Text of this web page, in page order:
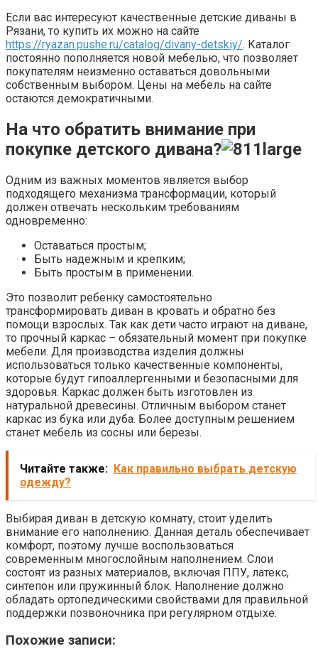
Если вас интересуют качественные детские диваны в
Рязани, то купить их можно на сайте
https://ryazan.pushe.ru/catalog/divany-detskiy/. Каталог
постоянно пополняется новой мебелью, что позволяет
покупателям неизменно оставаться довольными
собственным выбором. Цены на мебель на сайте
остаются демократичными.
На что обратить внимание при
покупке детского дивана?
Одним из важных моментов является выбор
подходящего механизма трансформации, который
должен отвечать нескольким требованиям
одновременно:
Оставаться простым;
Быть надежным и крепким;
Быть простым в применении.
Это позволит ребенку самостоятельно
трансформировать диван в кровать и обратно без
помощи взрослых. Так как дети часто играют на диване,
то прочный каркас – обязательный момент при покупке
мебели. Для производства изделия должны
использоваться только качественные компоненты,
которые будут гипоаллергенными и безопасными для
здоровья. Каркас должен быть изготовлен из
натуральной древесины. Отличным выбором станет
каркас из бука или дуба. Более доступным решением
станет мебель из сосны или березы.
Читайте также: Как правильно выбрать детскую
одежду?
Выбирая диван в детскую комнату, стоит уделить
внимание его наполнению. Данная деталь обеспечивает
комфорт, поэтому лучше воспользоваться
современным многослойным наполнением. Слои
состоят из разных материалов, включая ППУ, латекс,
синтепон или пружинный блок. Наполнение должно
обладать ортопедическими свойствами для правильной
поддержки позвоночника при регулярном отдыхе.
Похожие записи: